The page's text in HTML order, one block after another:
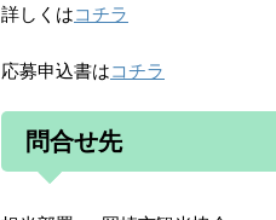
詳しくはコチラ
応募申込書はコチラ
問合せ先